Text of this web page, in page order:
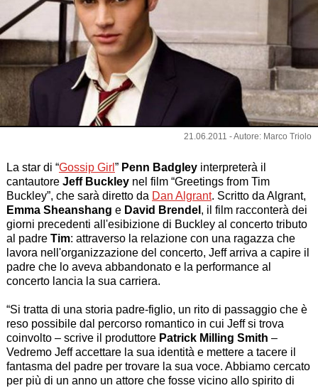
21.06.2011 - Autore: Marco Triolo
La star di “Gossip Girl ” Penn Badgleyinterpreterà il
cantautore Jeff Buckleynel film “Greetings from Tim
Buckley”, che sarà diretto da Dan Algrant. Scritto da Algrant,
Emma Sheanshang e David Brendel , il film racconterà dei
giorni precedenti all'esibizione di Buckley al concerto tributo
al padre Tim: attraverso la relazione con una ragazza che
lavora nell'organizzazione del concerto, Jeff arriva a capire il
padre che lo aveva abbandonato e la performance al
concerto lancia la sua carriera.
“Si tratta di una storia padre-figlio, un rito di passaggio che è
reso possibile dal percorso romantico in cui Jeff si trova
coinvolto – scrive il produttore Patrick Milling Smith –
Vedremo Jeff accettare la sua identità e mettere a tacere il
fantasma del padre per trovare la sua voce. Abbiamo cercato
per più di un anno un attore che fosse vicino allo spirito di